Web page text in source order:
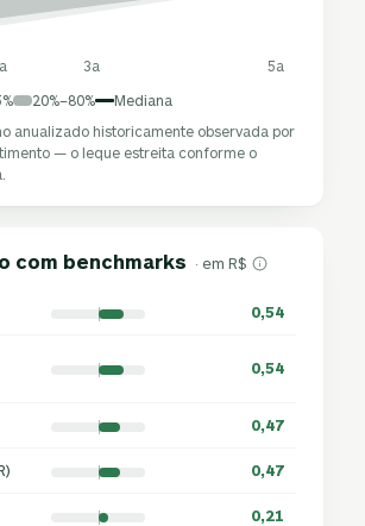
3a 5a
20%–80%
Mediana
anualizado historicamente observada por
— o leque estreita conforme o
com benchmarks · em R$
0,54
0,54
0,47
0,47
0,21